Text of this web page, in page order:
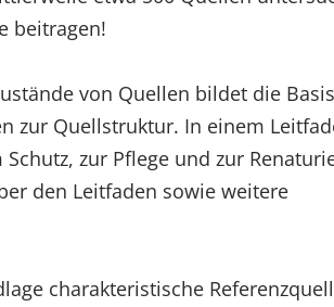
beitragen!
von Quellen bildet die
zur Quellstruktur. In einem
zur Pflege und zur
den Leitfaden sowie weitere
charakteristische